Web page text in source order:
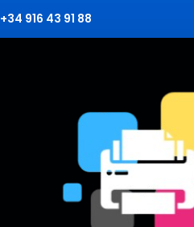
+34 916 43 91 88